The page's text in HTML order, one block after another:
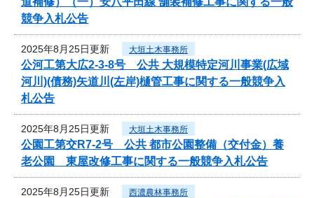
競争入札公告
2025年8月25日更新 大垣土木事務所
公河工第大広2-3-8号 公共 大規模特定河川事業(広域
河川)(債務)矢道川(左岸)樋管工事に関する一般競争入
札公告
2025年8月25日更新 大垣土木事務所
公園工第交R7-2号 公共 都市公園整備（交付金）養
老公園 東屋改修工事に関する一般競争入札公告
2025年8月25日更新 西濃農林事務所